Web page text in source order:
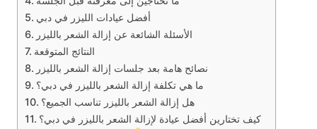
أفضل عيادات الليزر في دبي
الأسئلة الشائعة عن إزالة الشعر بالليزر
النتائج المتوقعة
نصائح هامة بعد جلسات إزالة الشعر بالليزر
ما هي تكلفة إزالة الشعر بالليزر في دبي؟
هل إزالة الشعر بالليزر تناسب الجميع؟
كيف تختارين أفضل عيادة لإزالة الشعر بالليزر في دبي؟